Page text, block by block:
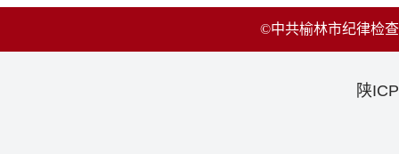
©中共榆林市纪律检
陕